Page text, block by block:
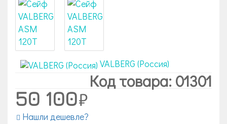
VALBERG (Россия)
Код товара: 01301
50 100
Нашли дешевле?